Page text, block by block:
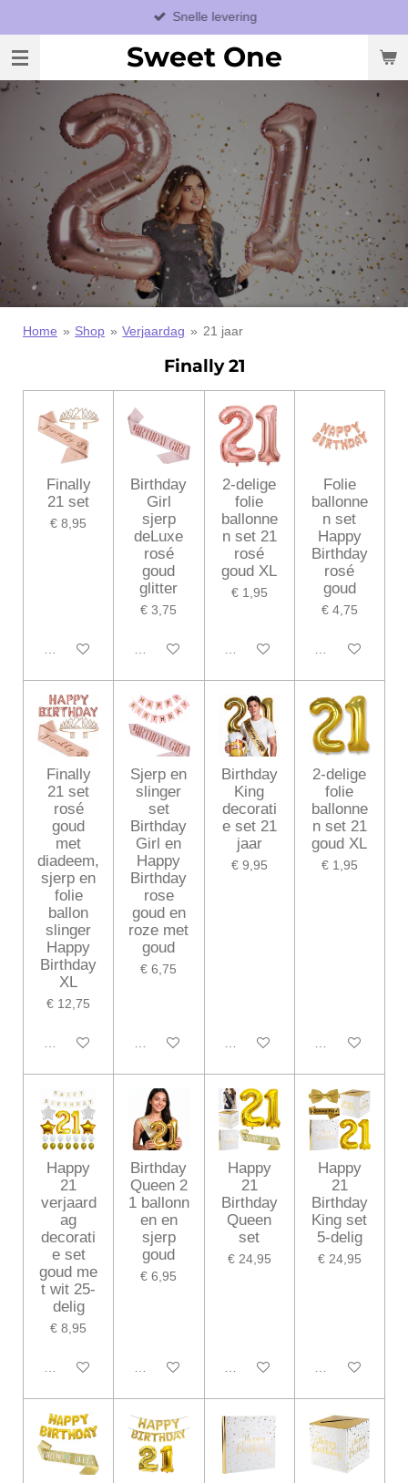
direct
naar
de
hoofdinhoud
Sweet One
Snelle levering
Home » Shop » Verjaardag » 21 jaar
Finally 21
Finally
21 set
€ 8,95
In winkelwagen
Birthday
Girl
sjerp
deLuxe
rosé
goud
glitter
€ 3,75
In winkelwagen
2-delige
folie
ballonne
n set 21
rosé
goud XL
€ 1,95
In winkelwagen
Folie
ballonne
n set
Happy
Birthday
rosé
goud
€ 4,75
In winkelwagen
Finally
21 set
rosé
goud
met
diadeem,
sjerp en
folie
ballon
slinger
Happy
Birthday
XL
€ 12,75
In winkelwagen
Sjerp en
slinger
set
Birthday
Girl en
Happy
Birthday
rose
goud en
roze met
goud
€ 6,75
In winkelwagen
Birthday
King
decorati
e set 21
jaar
€ 9,95
In winkelwagen
2-delige
folie
ballonne
n set 21
goud XL
€ 1,95
In winkelwagen
Happy
21
verjaard
ag
decorati
e set
goud me
t wit 25-
delig
€ 8,95
In winkelwagen
Birthday
Queen 2
1 ballonn
en en
sjerp
goud
€ 6,95
In winkelwagen
Happy
21
Birthday
Queen
set
€ 24,95
In winkelwagen
Happy
21
Birthday
King set
5-delig
€ 24,95
In winkelwagen